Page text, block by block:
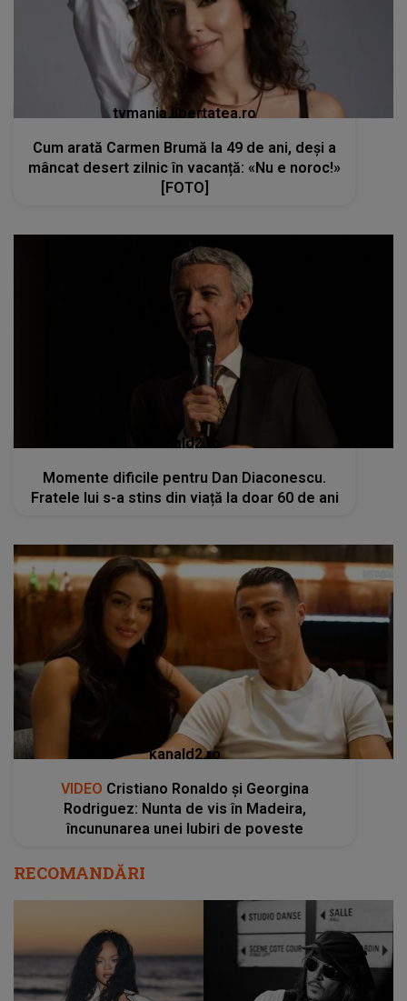
tvmania.libertatea.ro
Cum arată Carmen Brumă la 49 de ani, deși a
mâncat desert zilnic în vacanță: «Nu e noroc!»
[FOTO]
kanald2.ro
Momente dificile pentru Dan Diaconescu.
Fratele lui s-a stins din viață la doar 60 de ani
kanald2.ro
VIDEO Cristiano Ronaldo și Georgina
Rodriguez: Nunta de vis în Madeira,
încununarea unei Iubiri de poveste
RECOMANDĂRI